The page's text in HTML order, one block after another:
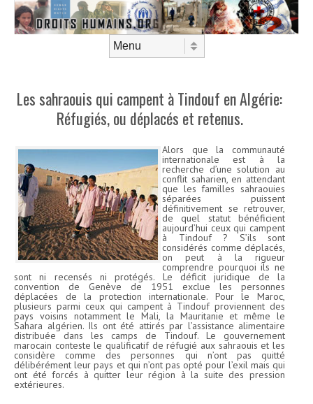
Les sahraouis qui campent à Tindouf en Algérie:
Réfugiés, ou déplacés et retenus.
Alors que la communauté
internationale est à la
recherche d’une solution au
conflit saharien, en attendant
que les familles sahraouies
séparées puissent
définitivement se retrouver,
de quel statut bénéficient
aujourd’hui ceux qui campent
à Tindouf ? S’ils sont
considérés comme déplacés,
on peut à la rigueur
comprendre pourquoi ils ne
sont ni recensés ni protégés. Le déficit juridique de la
convention de Genève de 1951 exclue les personnes
déplacées de la protection internationale. Pour le Maroc,
plusieurs parmi ceux qui campent à Tindouf proviennent des
pays voisins notamment le Mali, la Mauritanie et même le
Sahara algérien. Ils ont été attirés par l’assistance alimentaire
distribuée dans les camps de Tindouf. Le gouvernement
marocain conteste le qualificatif de réfugié aux sahraouis et les
considère comme des personnes qui n’ont pas quitté
délibérément leur pays et qui n’ont pas opté pour l’exil mais qui
ont été forcés à quitter leur région à la suite des pression
extérieures.